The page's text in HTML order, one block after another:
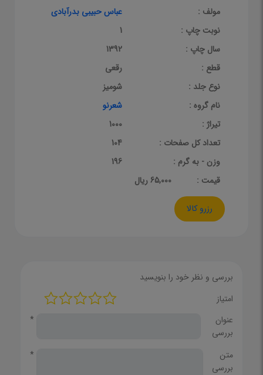
مولف :
عباس حبیبی بدرآبادی
نوبت چاپ :
1
سال چاپ :
1392
قطع :
رقعی
نوع جلد :
شومیز
نام گروه :
شعرنو
تیراژ :
1000
تعداد کل صفحات :
104
وزن - به گرم :
196
قيمت :
65,000 ریال
رزرو کالا
بررسی و نظر خود را بنویسید
امتیاز
عنوان
بررسی
*
متن
بررسی
*